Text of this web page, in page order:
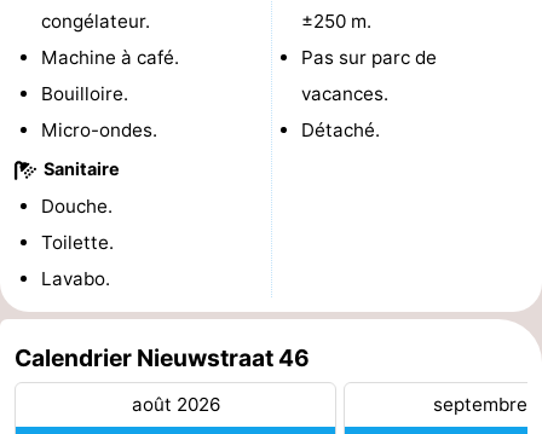
Sportive
Equitation
et
Événements
de
l'anneau
Pratiques
Forum
Route
-
Stationnement
Adresses
congélateur.
Machine à café.
Bouilloire.
Micro-ondes.
Sanitaire
Douche.
Toilette.
Lavabo.
±250 m.
Pas sur parc de
vacances.
Détaché.
Calendrier Nieuwstraat 46
août 2026 septembre